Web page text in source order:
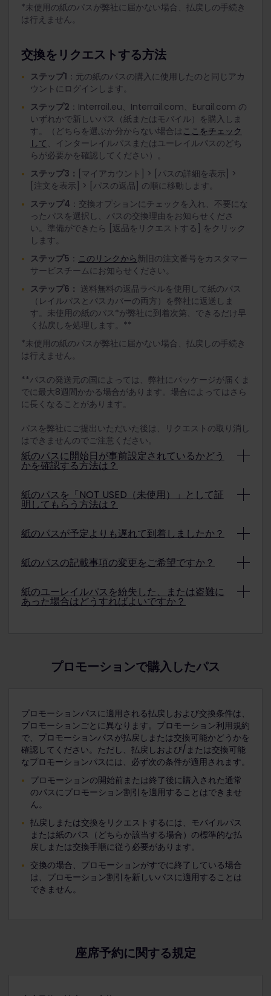
*未使用の紙のパスが弊社に届かない場合、払戻しの手続き
は行えません。
交換をリクエストする方法
ステップ1 ：元の紙のパスの購入に使用したのと同じアカ
ウントにログインします。
ステップ2 ：Interrail.eu、Interrail.com、Eurail.com の
いずれかで新しいパス（紙またはモバイル）を購入しま
す。（どちらを選ぶか分からない場合は ここをチェック
して 、インターレイルパスまたはユーレイルパスのどち
らが必要かを確認してください）。
ステップ3： [マイアカウント] > [パスの詳細を表示] >
[注文を表示] > [パスの返品] の順に移動します。
ステップ4 ：交換オプションにチェックを入れ、不要にな
ったパスを選択し、パスの交換理由をお知らせくださ
い。準備ができたら [返品をリクエストする] をクリック
します。
ステップ5 ： このリンクから新旧の注文番号をカスタマー
サービスチームにお知らせください。
ステップ6： 送料無料の返品ラベルを使用して紙のパス
（レイルパスとパスカバーの両方）を弊社に返送しま
す。未使用の紙のパス*が弊社に到着次第、できるだけ早
く払戻しを処理します。**
*未使用の紙のパスが弊社に届かない場合、払戻しの手続き
は行えません。
**パスの発送元の国によっては、弊社にパッケージが届くま
でに最大8週間かかる場合があります。場合によってはさら
に長くなることがあります。
パスを弊社にご提出いただいた後は、リクエストの取り消し
はできませんのでご注意ください。
紙のパスに開始日が事前設定されているかどう
かを確認する方法は？
が記載されている場合は、紙のパスの開始日が事前設定
されています。不明な点については弊社カスタマーサー
紙のパスを「NOT USED（未使用）」として証
明してもらう方法は？
の初日より前に、ヨーロッパの鉄道職員に紙のパスに
す。
紙のパスが予定よりも遅れて到着しましたか？
慮なくユーレイルカスタマーサービスチームに連絡して
紙のパスの記載事項の変更をご希望ですか？
きません。内容を変更したい場合は、交換の申請が必要
です。
紙のユーレイルパスを紛失した、または盗難に
あった場合はどうすればよいですか？
プロモーションで購入したパス
プロモーションパスに適用される払戻しおよび交換条件は、
プロモーションごとに異なります。プロモーション利用規約
で、プロモーションパスが払戻しまたは交換可能かどうかを
確認してください。ただし、払戻しおよび/または交換可能
なプロモーションパスには、必ず次の条件が適用されます。
プロモーションの開始前または終了後に購入された通常
のパスにプロモーション割引を適用することはできませ
ん。
払戻しまたは交換をリクエストするには、モバイルパス
または紙のパス（どちらか該当する場合）の標準的な払
戻しまたは交換手順に従う必要があります。
交換の場合、プロモーションがすでに終了している場合
は、プロモーション割引を新しいパスに適用することは
できません。
座席予約に関する規定